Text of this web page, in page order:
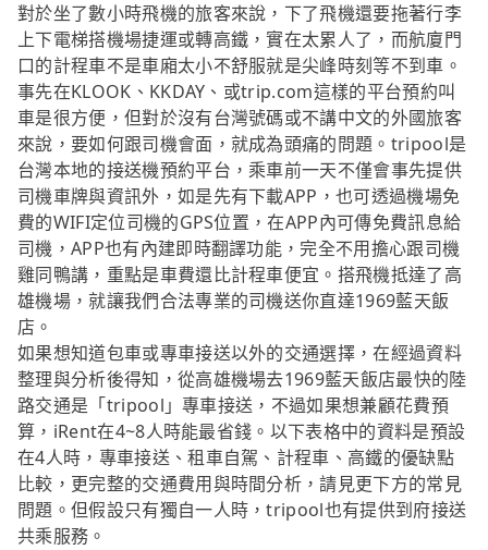
對於坐了數小時飛機的旅客來說，下了飛機還要拖著行李
上下電梯搭機場捷運或轉高鐵，實在太累人了，而航廈門
口的計程車不是車廂太小不舒服就是尖峰時刻等不到車。
事先在KLOOK、KKDAY、或trip.com這樣的平台預約叫
車是很方便，但對於沒有台灣號碼或不講中文的外國旅客
來說，要如何跟司機會面，就成為頭痛的問題。tripool是
台灣本地的接送機預約平台，乘車前一天不僅會事先提供
司機車牌與資訊外，如是先有下載APP，也可透過機場免
費的WIFI定位司機的GPS位置，在APP內可傳免費訊息給
司機，APP也有內建即時翻譯功能，完全不用擔心跟司機
雞同鴨講，重點是車費還比計程車便宜。搭飛機抵達了高
雄機場，就讓我們合法專業的司機送你直達1969藍天飯
店。
如果想知道包車或專車接送以外的交通選擇，在經過資料
整理與分析後得知，從高雄機場去1969藍天飯店最快的陸
路交通是「tripool」專車接送，不過如果想兼顧花費預
算，iRent在4~8人時能最省錢。以下表格中的資料是預設
在4人時，專車接送、租車自駕、計程車、高鐵的優缺點
比較，更完整的交通費用與時間分析，請見更下方的常見
問題。但假設只有獨自一人時，tripool也有提供到府接送
共乘服務。